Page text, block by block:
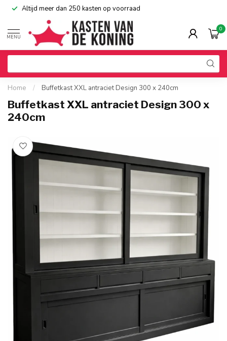
Altijd meer dan 250 kasten op voorraad
MENU
0
Home / Buffetkast XXL antraciet Design 300 x 240cm
Buffetkast XXL antraciet Design 300 x
240cm